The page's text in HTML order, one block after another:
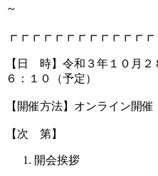
～
【日 時】令和３年１０月
６：１０（予定）
【開催方法】オンライン開催
【次 第】
開会挨拶